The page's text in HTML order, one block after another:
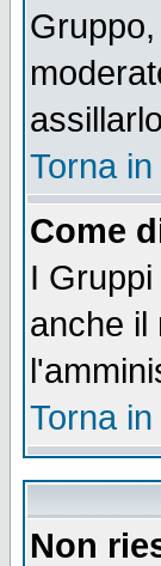
Torna
Come
I
anche il
Torna
Non